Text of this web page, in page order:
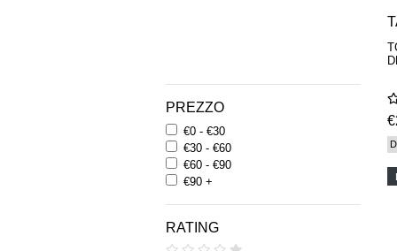
PREZZO
€0 - €30
€30 - €60
€60 - €90
€90 +
RATING